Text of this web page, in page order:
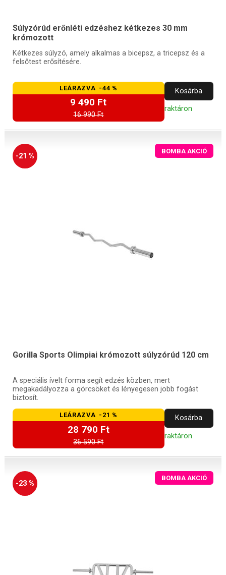
Súlyzórúd erőnléti edzéshez kétkezes 30 mm
krómozott
Kétkezes súlyzó, amely alkalmas a bicepsz, a tricepsz és a
felsőtest erősítésére.
LEÁRAZVA -44 %
9 490 Ft
16 990 Ft
Kosárba
raktáron
-21 %
BOMBA AKCIÓ
Gorilla Sports Olimpiai krómozott súlyzórúd 120 cm
A speciális ívelt forma segít edzés közben, mert
megakadályozza a görcsöket és lényegesen jobb fogást
biztosít.
LEÁRAZVA -21 %
28 790 Ft
36 590 Ft
Kosárba
raktáron
-23 %
BOMBA AKCIÓ